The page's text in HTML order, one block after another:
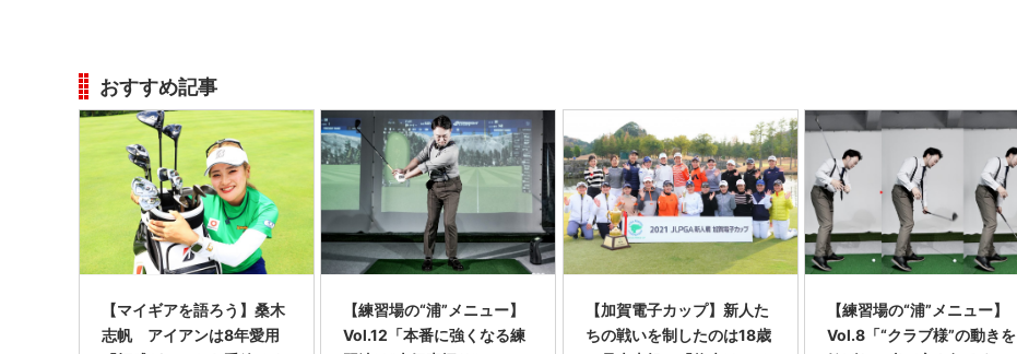
おすすめ記事
【マイギアを語ろう】桑木
志帆 アイアンは8年愛用
【練習場の“浦”メニュー】
Vol.12「本番に強くなる練
【加賀電子カップ】新人た
ちの戦いを制したのは18歳
【練習場の“浦”メニュー】
Vol.8「“クラブ様”の動きを